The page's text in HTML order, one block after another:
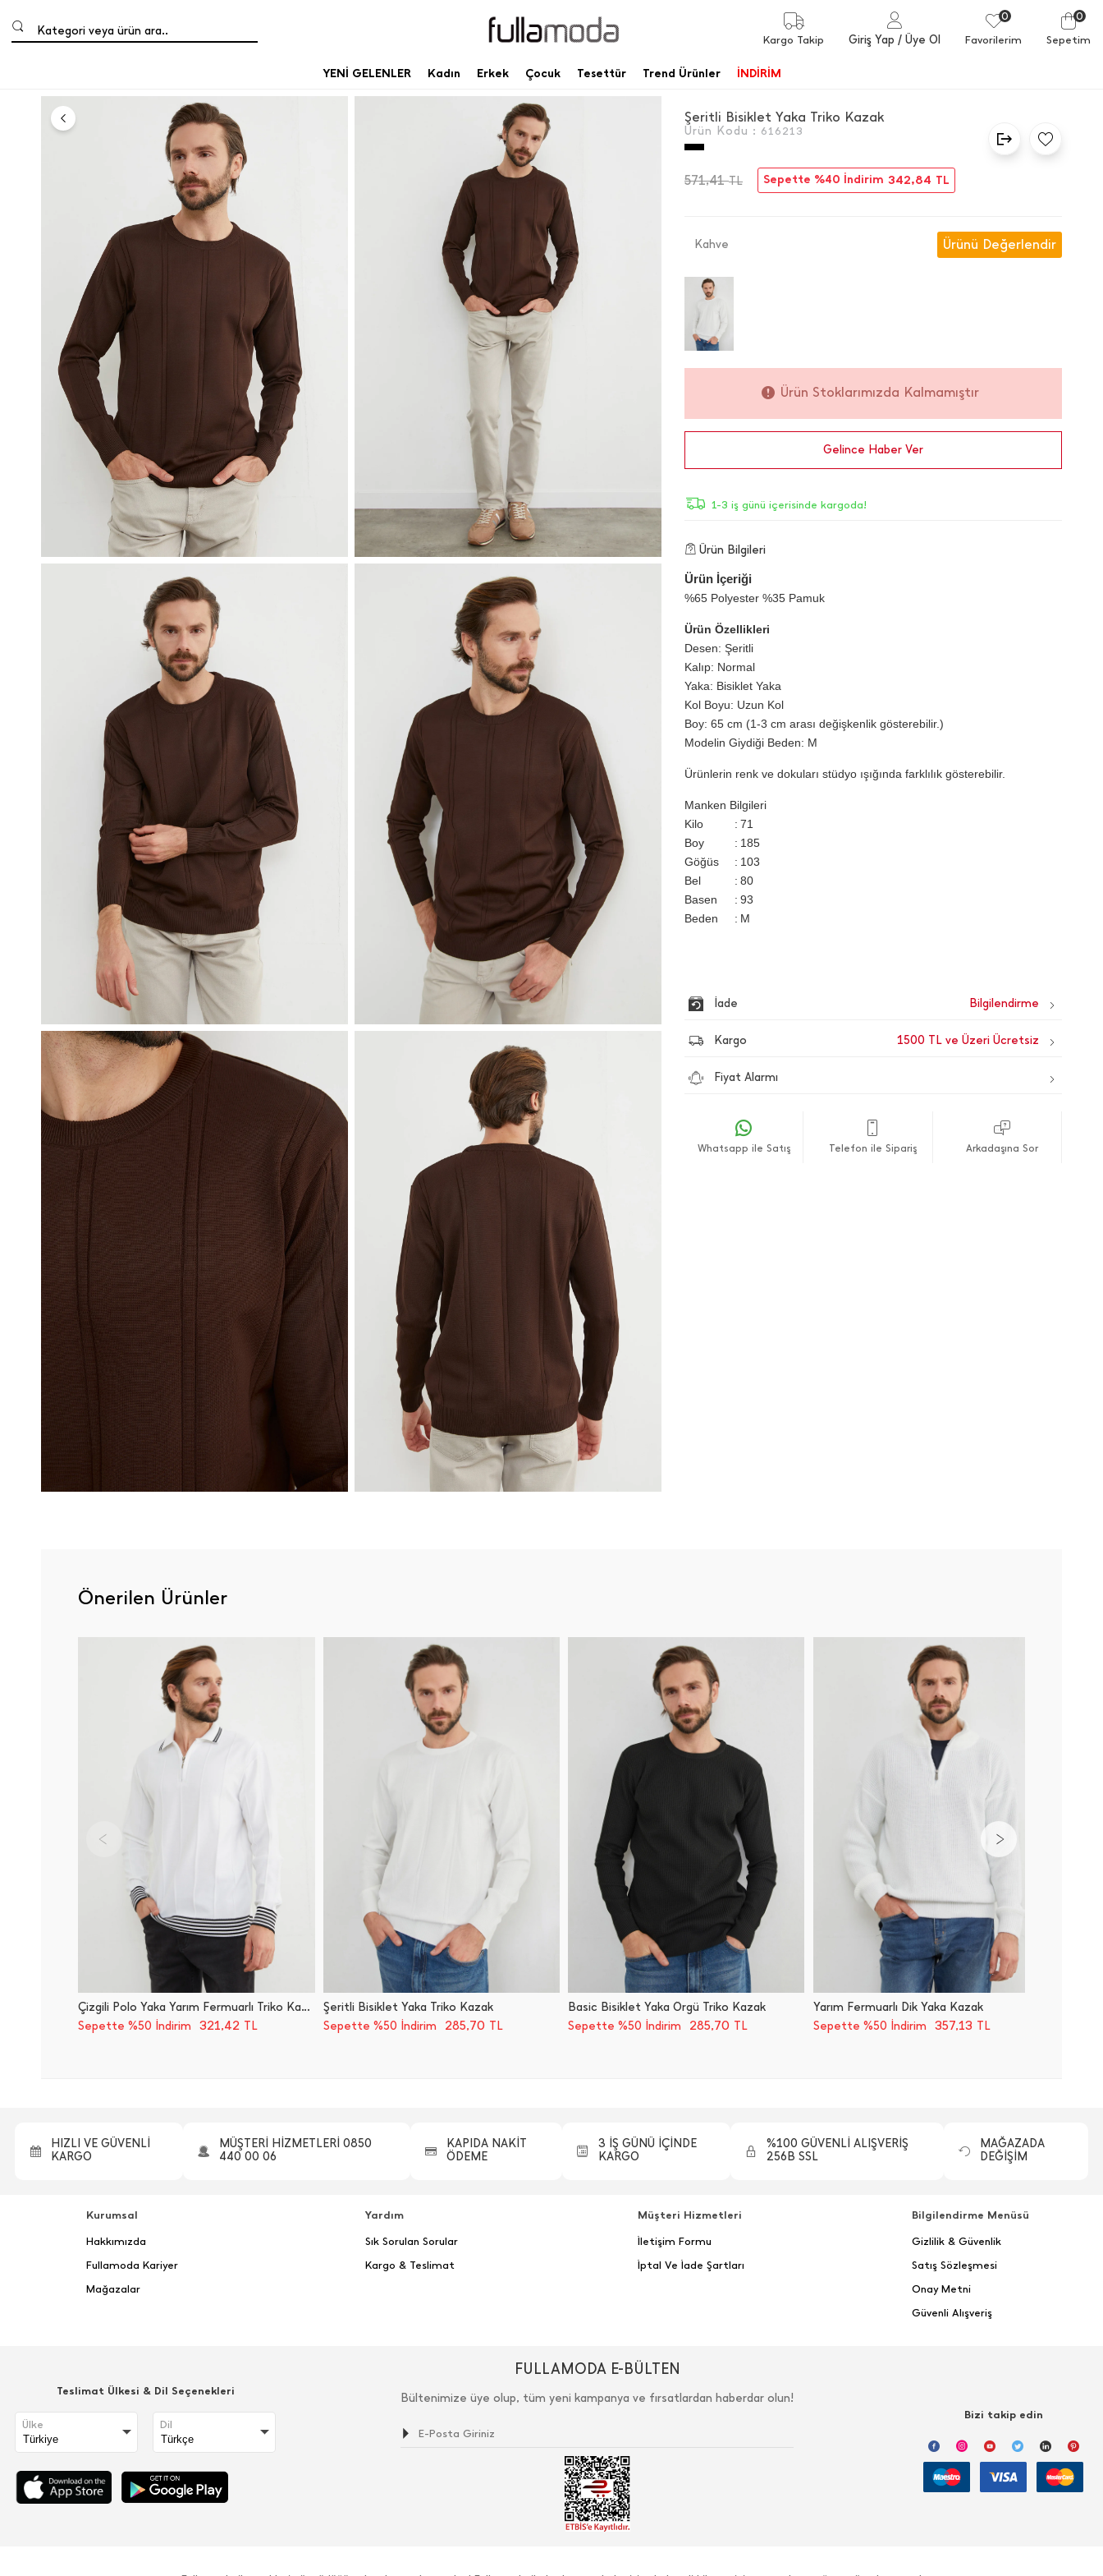
Kategori veya ürün ara..
Kargo Takip Giriş Yap / Üye Ol
0
Favorilerim
0
Sepetim
YENİ GELENLER Kadın Erkek Çocuk Tesettür Trend Ürünler İNDİRİM
Şeritli Bisiklet Yaka Triko Kazak
Ürün Kodu : 616213
571,41TL Sepette %40 İndirim 342,84 TL
Kahve Ürünü Değerlendir
Ürün Stoklarımızda Kalmamıştır
Gelince Haber Ver
1-3 iş günü içerisinde kargoda!
Ürün Bilgileri
Ürün İçeriği
%65 Polyester %35 Pamuk
Ürün Özellikleri
Desen: Şeritli
Kalıp: Normal
Yaka: Bisiklet Yaka
Kol Boyu: Uzun Kol
Boy: 65 cm (1-3 cm arası değişkenlik gösterebilir.)
Modelin Giydiği Beden: M
Ürünlerin renk ve dokuları stüdyo ışığında farklılık gösterebilir.
Manken Bilgileri
Kilo
71
Boy
185
Göğüs
103
Bel
80
Basen
93
Beden
M
İade
Kargo 1500 TL ve Üzeri Ücretsiz
Fiyat Alarmı
Whatsapp ile Satış Telefon ile Sipariş Arkadaşına Sor
Önerilen Ürünler
Çizgili Polo Yaka Yarım Fermuarlı Triko Kazak
Sepette %50 İndirim
321,42 TL
Şeritli Bisiklet Yaka Triko Kazak
Sepette %50 İndirim
285,70 TL
Basic Bisiklet Yaka Örgü Triko Kazak
Sepette %50 İndirim
285,70 TL
Yarım Fermuarlı Dik Yaka Kazak
Sepette %50 İndirim
357,13 TL
HIZLI VE GÜVENLİ
KARGO
MÜŞTERİ HİZMETLERİ 0850
440 00 06
KAPIDA NAKİT
ÖDEME
3 İŞ GÜNÜ İÇİNDE
KARGO
%100 GÜVENLİ ALIŞVERİŞ
256B SSL
MAĞAZADA
DEĞİŞİM
Kurumsal
Hakkımızda
Fullamoda Kariyer
Mağazalar
Yardım
Sık Sorulan Sorular
Kargo & Teslimat
Müşteri Hizmetleri
İletişim Formu
İptal Ve İade Şartları
Bilgilendirme Menüsü
Gizlilik & Güvenlik
Satış Sözleşmesi
Onay Metni
Güvenli Alışveriş
Teslimat Ülkesi & Dil Seçenekleri
Ülke Dil
FULLAMODA E-BÜLTEN
Bültenimize üye olup, tüm yeni kampanya ve fırsatlardan haberdar olun!
Bizi takip edin